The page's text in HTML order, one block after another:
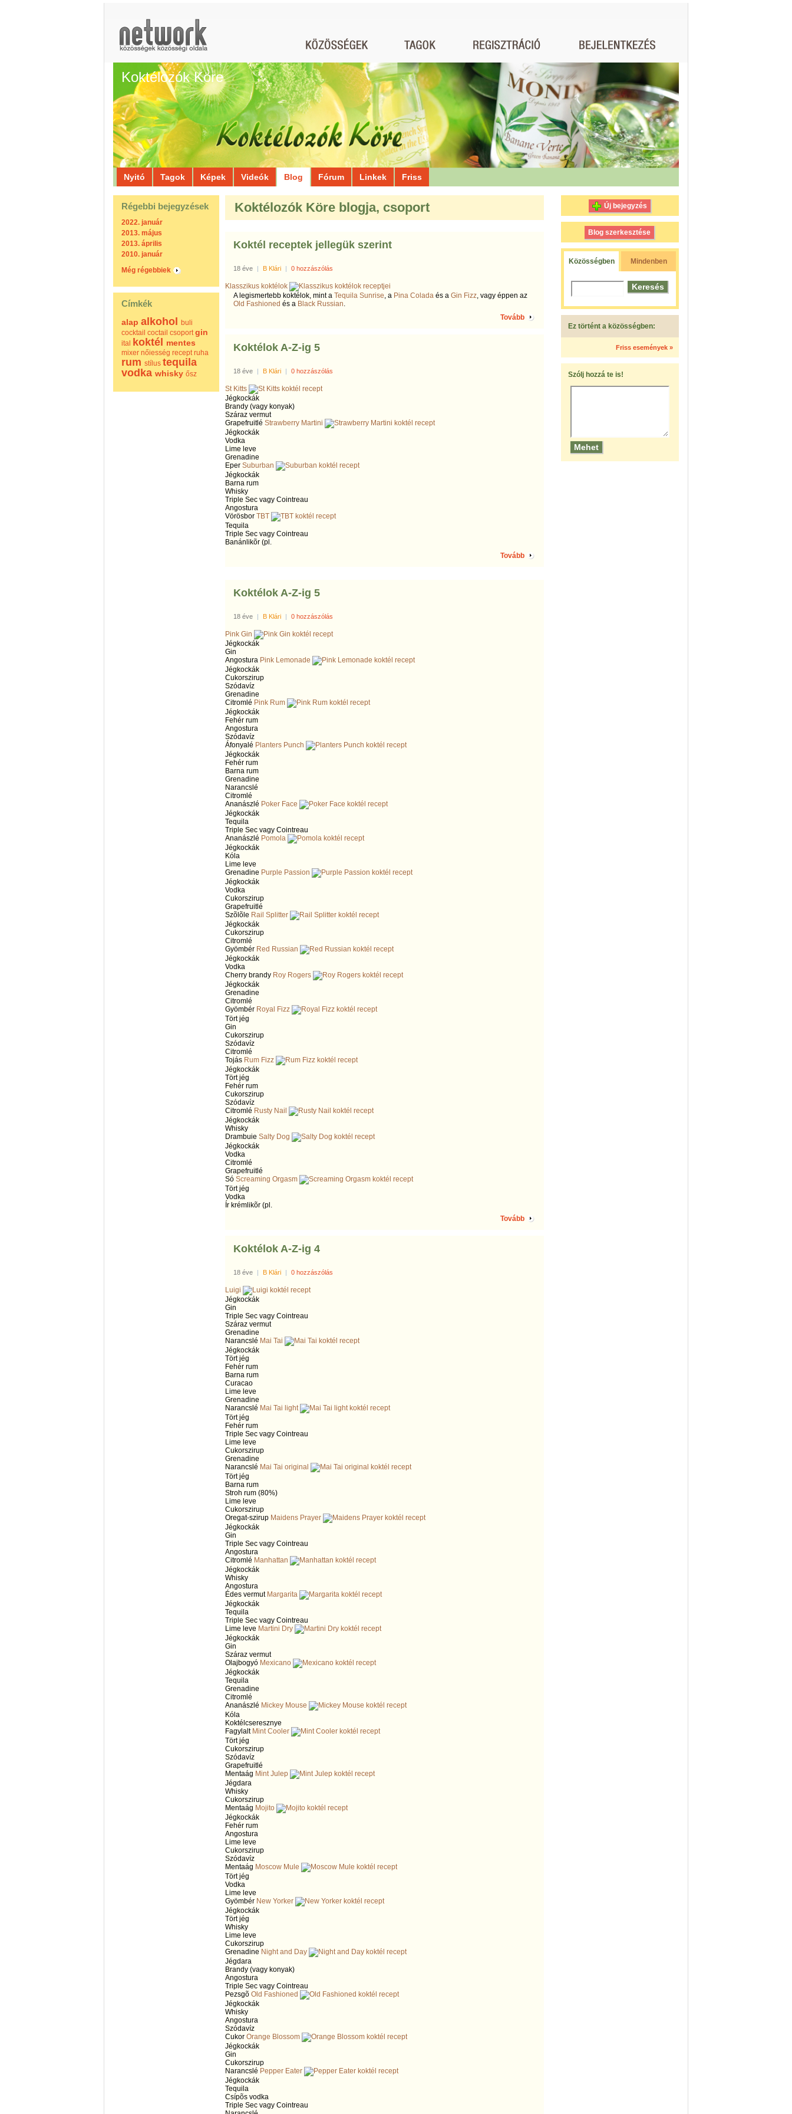
Koktélozók Köre
Nyitó Tagok Képek Videók Blog Fórum Linkek Friss
Régebbi bejegyzések
2022. január
2013. május
2013. április
2010. január
Még régebbiek
Címkék
alap alkohol
buli
cocktail coctail csoport gin
ital koktél mentes
mixer nőiesség recept ruha
rum stílus tequila
vodka whisky ősz
Koktélozók Köre blogja, csoport
Koktél receptek jellegük szerint
18 éve | B Klári | 0 hozzászólás
Klasszikus koktélok
A legismertebb koktélok, mint a Tequila Sunrise, a Pina Colada és a Gin Fizz, vagy éppen az
Old Fashioned és a Black Russian.
Tovább
Koktélok A-Z-ig 5
18 éve | B Klári | 0 hozzászólás
St Kitts
Jégkockák
Brandy (vagy konyak)
Száraz vermut
Grapefruitlé Strawberry Martini
Jégkockák
Vodka
Lime leve
Grenadine
Eper Suburban
Jégkockák
Barna rum
Whisky
Triple Sec vagy Cointreau
Angostura
Vörösbor TBT
Tequila
Triple Sec vagy Cointreau
Banánlikõr (pl.
Tovább
Koktélok A-Z-ig 5
18 éve | B Klári | 0 hozzászólás
Pink Gin
Jégkockák
Gin
Angostura Pink Lemonade
Jégkockák
Cukorszirup
Szódavíz
Grenadine
Citromlé Pink Rum
Jégkockák
Fehér rum
Angostura
Szódavíz
Áfonyalé Planters Punch
Jégkockák
Fehér rum
Barna rum
Grenadine
Narancslé
Citromlé
Ananászlé Poker Face
Jégkockák
Tequila
Triple Sec vagy Cointreau
Ananászlé Pomola
Jégkockák
Kóla
Lime leve
Grenadine Purple Passion
Jégkockák
Vodka
Cukorszirup
Grapefruitlé
Szõlõle Rail Splitter
Jégkockák
Cukorszirup
Citromlé
Gyömbér Red Russian
Jégkockák
Vodka
Cherry brandy Roy Rogers
Jégkockák
Grenadine
Citromlé
Gyömbér Royal Fizz
Tört jég
Gin
Cukorszirup
Szódavíz
Citromlé
Tojás Rum Fizz
Jégkockák
Tört jég
Fehér rum
Cukorszirup
Szódavíz
Citromlé Rusty Nail
Jégkockák
Whisky
Drambuie Salty Dog
Jégkockák
Vodka
Citromlé
Grapefruitlé
Só Screaming Orgasm
Tört jég
Vodka
Ír krémlikõr (pl.
Tovább
Koktélok A-Z-ig 4
18 éve | B Klári | 0 hozzászólás
Luigi
Jégkockák
Gin
Triple Sec vagy Cointreau
Száraz vermut
Grenadine
Narancslé Mai Tai
Jégkockák
Tört jég
Fehér rum
Barna rum
Curacao
Lime leve
Grenadine
Narancslé Mai Tai light
Tört jég
Fehér rum
Triple Sec vagy Cointreau
Lime leve
Cukorszirup
Grenadine
Narancslé Mai Tai original
Tört jég
Barna rum
Stroh rum (80%)
Lime leve
Cukorszirup
Oregat-szirup Maidens Prayer
Jégkockák
Gin
Triple Sec vagy Cointreau
Angostura
Citromlé Manhattan
Jégkockák
Whisky
Angostura
Édes vermut Margarita
Jégkockák
Tequila
Triple Sec vagy Cointreau
Lime leve Martini Dry
Jégkockák
Gin
Száraz vermut
Olajbogyó Mexicano
Jégkockák
Tequila
Grenadine
Citromlé
Ananászlé Mickey Mouse
Kóla
Koktélcseresznye
Fagylalt Mint Cooler
Tört jég
Cukorszirup
Szódavíz
Grapefruitlé
Mentaág Mint Julep
Jégdara
Whisky
Cukorszirup
Mentaág Mojito
Jégkockák
Fehér rum
Angostura
Lime leve
Cukorszirup
Szódavíz
Mentaág Moscow Mule
Tört jég
Vodka
Lime leve
Gyömbér New Yorker
Jégkockák
Tört jég
Whisky
Lime leve
Cukorszirup
Grenadine Night and Day
Jégdara
Brandy (vagy konyak)
Angostura
Triple Sec vagy Cointreau
Pezsgõ Old Fashioned
Jégkockák
Whisky
Angostura
Szódavíz
Cukor Orange Blossom
Jégkockák
Gin
Cukorszirup
Narancslé Pepper Eater
Jégkockák
Tequila
Csípõs vodka
Triple Sec vagy Cointreau
Új bejegyzés
Blog szerkesztése
Közösségben Mindenben
Ez történt a közösségben:
Friss események »
Szólj hozzá te is!